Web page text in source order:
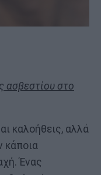
ασβεστίου στο
καλοήθεις, αλλά
κάποια
Ένας